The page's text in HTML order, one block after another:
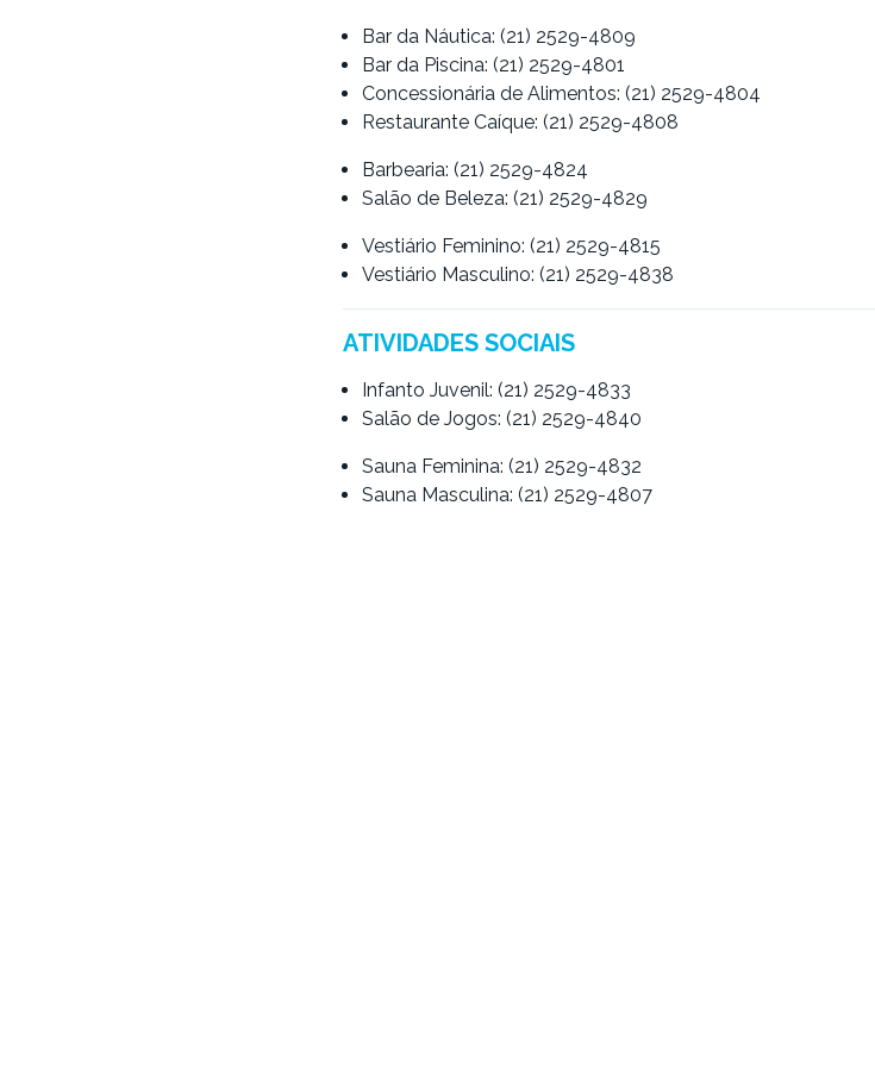
Bar da Náutica: (21) 2529-4809
Bar da Piscina: (21) 2529-4801
Concessionária de Alimentos: (21) 2529-4804
Restaurante Caíque: (21) 2529-4808
Barbearia: (21) 2529-4824
Salão de Beleza: (21) 2529-4829
Vestiário Feminino: (21) 2529-4815
Vestiário Masculino: (21) 2529-4838
ATIVIDADES SOCIAIS
Infanto Juvenil: (21) 2529-4833
Salão de Jogos: (21) 2529-4840
Sauna Feminina: (21) 2529-4832
Sauna Masculina: (21) 2529-4807